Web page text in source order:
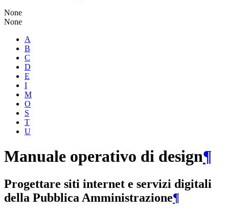
None
None
A
B
C
D
E
I
M
O
S
T
U
Manuale operativo di design¶
Progettare siti internet e servizi digitali
della Pubblica Amministrazione¶